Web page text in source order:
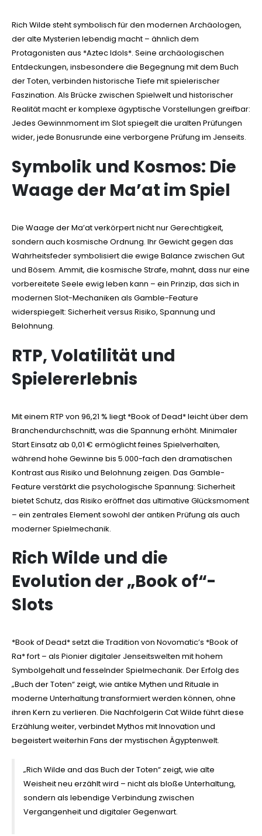
Rich Wilde steht symbolisch für den modernen Archäologen,
der alte Mysterien lebendig macht – ähnlich dem
Protagonisten aus *Aztec Idols*. Seine archäologischen
Entdeckungen, insbesondere die Begegnung mit dem Buch
der Toten, verbinden historische Tiefe mit spielerischer
Faszination. Als Brücke zwischen Spielwelt und historischer
Realität macht er komplexe ägyptische Vorstellungen greifbar:
Jedes Gewinnmoment im Slot spiegelt die uralten Prüfungen
wider, jede Bonusrunde eine verborgene Prüfung im Jenseits.
Symbolik und Kosmos: Die
Waage der Ma’at im Spiel
Die Waage der Ma’at verkörpert nicht nur Gerechtigkeit,
sondern auch kosmische Ordnung. Ihr Gewicht gegen das
Wahrheitsfeder symbolisiert die ewige Balance zwischen Gut
und Bösem. Ammit, die kosmische Strafe, mahnt, dass nur eine
vorbereitete Seele ewig leben kann – ein Prinzip, das sich in
modernen Slot-Mechaniken als Gamble-Feature
widerspiegelt: Sicherheit versus Risiko, Spannung und
Belohnung.
RTP, Volatilität und
Spielererlebnis
Mit einem RTP von 96,21 % liegt *Book of Dead* leicht über dem
Branchendurchschnitt, was die Spannung erhöht. Minimaler
Start Einsatz ab 0,01 € ermöglicht feines Spielverhalten,
während hohe Gewinne bis 5.000-fach den dramatischen
Kontrast aus Risiko und Belohnung zeigen. Das Gamble-
Feature verstärkt die psychologische Spannung: Sicherheit
bietet Schutz, das Risiko eröffnet das ultimative Glücksmoment
– ein zentrales Element sowohl der antiken Prüfung als auch
moderner Spielmechanik.
Rich Wilde und die
Evolution der „Book of“-
Slots
*Book of Dead* setzt die Tradition von Novomatic’s *Book of
Ra* fort – als Pionier digitaler Jenseitswelten mit hohem
Symbolgehalt und fesselnder Spielmechanik. Der Erfolg des
„Buch der Toten“ zeigt, wie antike Mythen und Rituale in
moderne Unterhaltung transformiert werden können, ohne
ihren Kern zu verlieren. Die Nachfolgerin Cat Wilde führt diese
Erzählung weiter, verbindet Mythos mit Innovation und
begeistert weiterhin Fans der mystischen Ägyptenwelt.
„Rich Wilde and das Buch der Toten“ zeigt, wie alte
Weisheit neu erzählt wird – nicht als bloße Unterhaltung,
sondern als lebendige Verbindung zwischen
Vergangenheit und digitaler Gegenwart.